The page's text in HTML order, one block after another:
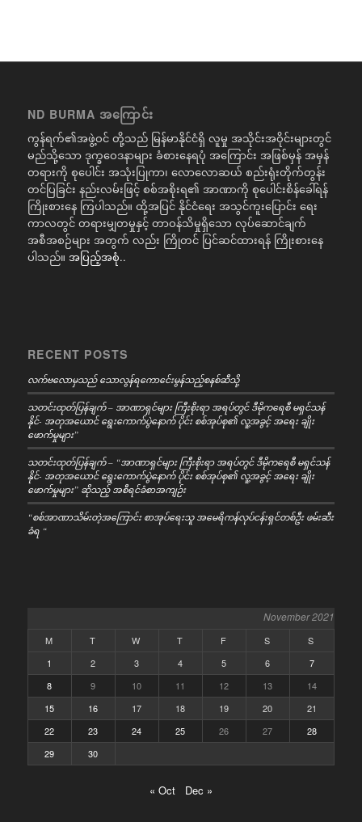
ND BURMA အကြောင်း
ကွန်ရက်၏အဖွဲ့ဝင် တို့သည် မြန်မာနိုင်ငံရှိ လူမှု အသိုင်းအဝိုင်းများတွင်
မည်သို့သော ဒုက္ခဝေဒနာများ ခံစားနေရပုံ အကြောင်း အဖြစ်မှန် အမှန်
တရားကို စုပေါင်း အသုံးပြုကာ၊ လောလောဆယ် စည်းရုံးတိုက်တွန်း
တင်ပြခြင်း နည်းလမ်းဖြင့် စစ်အစိုးရ၏ အာဏာကို စုပေါင်းစိန်ခေါ်ရန်
ကြိုးစားနေ ကြပါသည်။ ထို့အပြင် နိုင်ငံရေး အသွင်ကူးပြောင်း ရေး
ကာလတွင် တရားမျှတမှုနှင့် တာဝန်သိမှုရှိသော လုပ်ဆောင်ချက်
အစီအစဉ်များ အတွက် လည်း ကြိုတင် ပြင်ဆင်ထားရန် ကြိုးစားနေ
ပါသည်။ အပြည့်အစုံ..
RECENT POSTS
လက်ဗလောမှသည် သောလွန်ရကောင်ေးမွန်သည့်စနစ်ဆီသို့
သတင်းထုတ်ပြန်ချက် – အာဏာရှင်များ ကြီးစိုးရာ အရပ်တွင် ဒီမိုကရေစီ မရှင်သန်
နိုင်- အတုအယောင် ရွေးကောက်ပွဲနောက် ပိုင်း စစ်အုပ်စု၏ လူ့အခွင့် အရေး ချိုး
ဖောက်မှုများ”
သတင်းထုတ်ပြန်ချက် – “အာဏာရှင်များ ကြီးစိုးရာ အရပ်တွင် ဒီမိုကရေစီ မရှင်သန်
နိုင်- အတုအယောင် ရွေးကောက်ပွဲနောက် ပိုင်း စစ်အုပ်စု၏ လူ့အခွင့် အရေး ချိုး
ဖောက်မှုများ” ဆိုသည့် အစီရင်ခံစာအကျဉ်း
“စစ်အာဏာသိမ်းတဲ့အကြောင်း စာအုပ်ရေးသူ အမေရိကန်လုပ်ငန်းရှင်တစ်ဦး ဖမ်းဆီး
ခံရ “
November 2021
M T W T F S
S
1
2 3 4 5 6
7
8
9 10 11 12 13
14
15
16 17 18 19 20
21
22
23 24 25 26 27
28
29
30
« Oct Dec »